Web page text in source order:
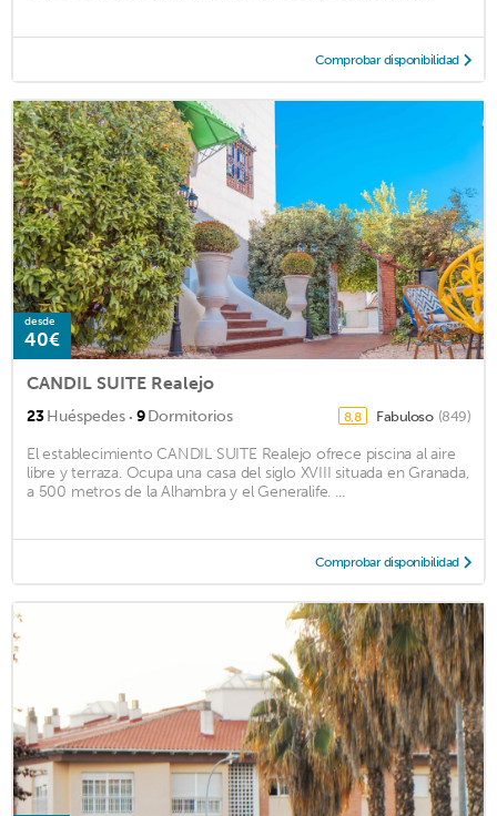
Comprobar disponibilidad
desde
40€
CANDIL SUITE Realejo
23Huéspedes · 9Dormitorios 8,8 Fabuloso (849)
El establecimiento CANDIL SUITE Realejo ofrece piscina al aire
libre y terraza. Ocupa una casa del siglo XVIII situada en Granada,
a 500 metros de la Alhambra y el Generalife. ...
Comprobar disponibilidad